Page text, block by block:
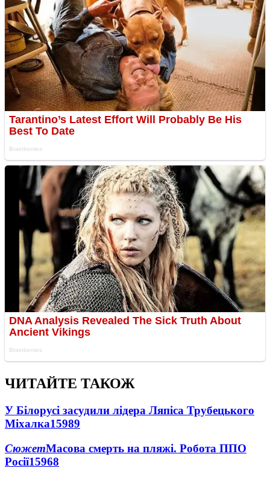
ЧИТАЙТЕ ТАКОЖ
У Білорусі засудили лідера Ляпіса Трубецького
Міхалка15989
СюжетМасова смерть на пляжі. Робота ППО
Росії15968